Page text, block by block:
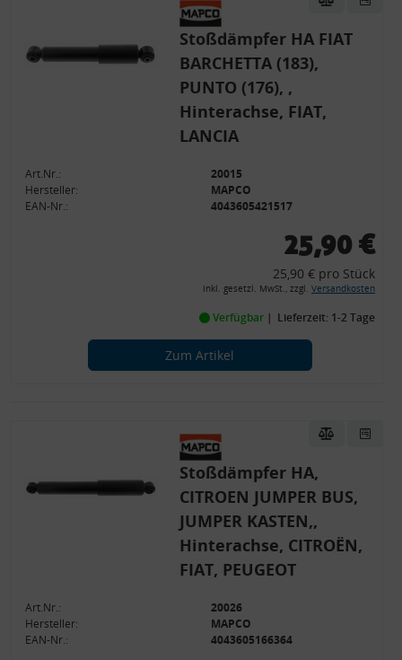
Stoßdämpfer HA FIAT
BARCHETTA (183),
PUNTO (176), ,
Hinterachse, FIAT,
LANCIA
Art.Nr.:
20015
Hersteller:
MAPCO
EAN-Nr.:
4043605421517
25,90 €
25,90 € pro Stück
inkl. gesetzl. MwSt., zzgl. Versandkosten
Verfügbar Lieferzeit: 1-2 Tage
Zum Artikel
Stoßdämpfer HA,
CITROEN JUMPER BUS,
JUMPER KASTEN,,
Hinterachse, CITROËN,
FIAT, PEUGEOT
Art.Nr.:
20026
Hersteller:
MAPCO
EAN-Nr.:
4043605166364